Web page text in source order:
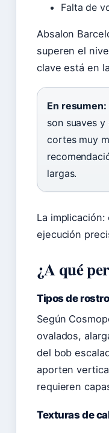
Falta de
Absalon
superen el
clave está en
En resumen:
son suaves
cortes muy
largas.
La
ejecución
¿A qué
Tipos de
Según
ovalados,
del bob
aporten
requieren
Texturas de